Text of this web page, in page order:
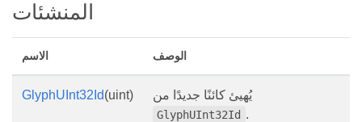
المنشئات
الاسم الوصف
GlyphUInt32Id(uint) يُهيئ كائنًا جديدًا من
GlyphUInt32Id .